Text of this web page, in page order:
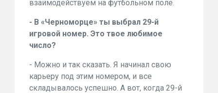
взаимодействуем на футбольном поле.
- В «Черноморце» ты выбрал 29-й
игровой номер. Это твое любимое
число?
- Можно и так сказать. Я начинал свою
карьеру под этим номером, и все
складывалось успешно. А вот, когда 29-й